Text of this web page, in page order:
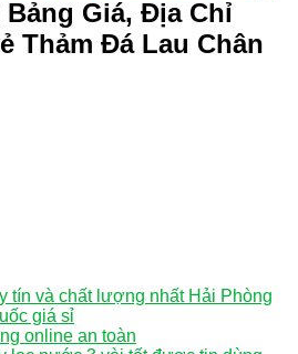
Giá, Địa Chỉ
Thảm Đá Lau Chân
tín và chất lượng nhất Hải Phòng
giá sỉ
online an toàn